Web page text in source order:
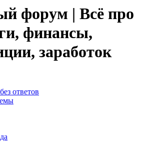
форум | Всё про
финансы,
заработок
ответов